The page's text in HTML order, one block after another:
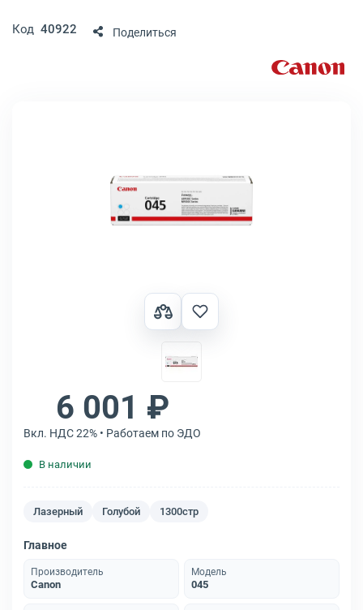
Код 40922 Поделиться
6 001 ₽
Вкл. НДС 22% • Работаем по ЭДО
В наличии
Лазерный Голубой 1300стр
Главное
Производитель
Canon
Модель
045